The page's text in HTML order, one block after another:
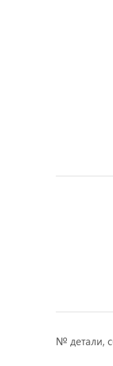
№ детали,